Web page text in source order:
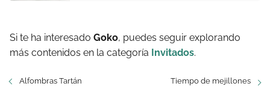
Si te ha interesado Goko, puedes seguir explorando
más contenidos en la categoría Invitados.
Alfombras Tartán Tiempo de mejillones